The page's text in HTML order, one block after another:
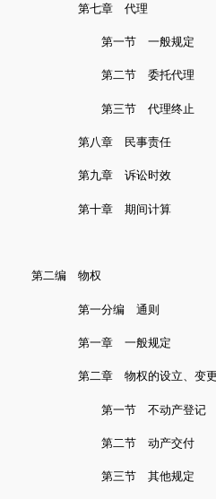
第七章 代理
第一节 一般规定
第二节 委托代理
第三节 代理终止
第八章 民事责任
第九章 诉讼时效
第十章 期间计算
第二编 物权
第一分编 通则
第一章 一般规定
第二章 物权的设立、变更
第一节 不动产登记
第二节 动产交付
第三节 其他规定